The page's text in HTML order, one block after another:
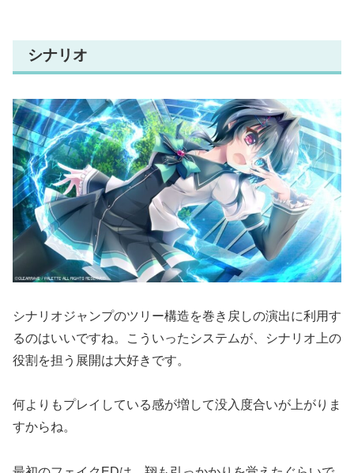
シナリオ
シナリオジャンプのツリー構造を巻き戻しの演出に利用す
るのはいいですね。こういったシステムが、シナリオ上の
役割を担う展開は大好きです。
何よりもプレイしている感が増して没入度合いが上がりま
すからね。